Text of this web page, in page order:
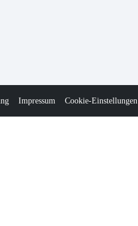
Impressum Cookie-Einstellungen